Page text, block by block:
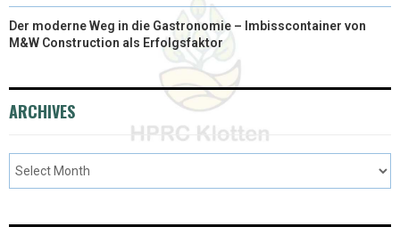
Der moderne Weg in die Gastronomie – Imbisscontainer von
M&W Construction als Erfolgsfaktor
ARCHIVES